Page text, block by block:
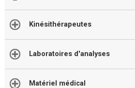
Kinésithérapeutes
Laboratoires d'analyses
Matériel médical